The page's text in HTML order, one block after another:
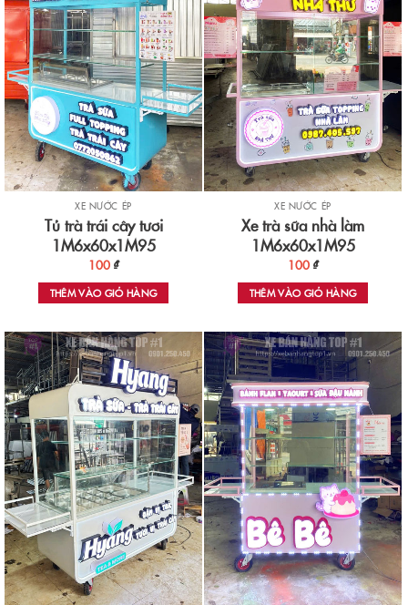
XE NƯỚC ÉP
Tủ trà trái cây tươi
1M6x60x1M95
100 ₫
THÊM VÀO GIỎ HÀNG
XE NƯỚC ÉP
Xe trà sữa nhà làm
1M6x60x1M95
100 ₫
THÊM VÀO GIỎ HÀNG